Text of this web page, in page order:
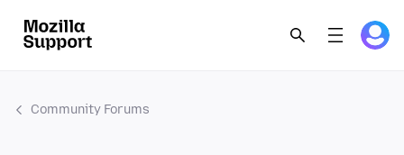
Community Forums